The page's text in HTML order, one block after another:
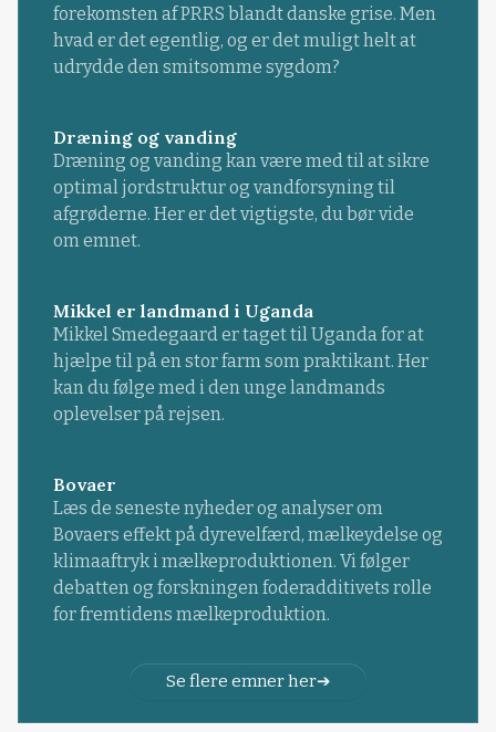
forekomsten af PRRS blandt danske grise. Men
hvad er det egentlig, og er det muligt helt at
udrydde den smitsomme sygdom?
Dræning og vanding
Dræning og vanding kan være med til at sikre
optimal jordstruktur og vandforsyning til
afgrøderne. Her er det vigtigste, du bør vide
om emnet.
Mikkel er landmand i Uganda
Mikkel Smedegaard er taget til Uganda for at
hjælpe til på en stor farm som praktikant. Her
kan du følge med i den unge landmands
oplevelser på rejsen.
Bovaer
Læs de seneste nyheder og analyser om
Bovaers effekt på dyrevelfærd, mælkeydelse og
klimaaftryk i mælkeproduktionen. Vi følger
debatten og forskningen foderadditivets rolle
for fremtidens mælkeproduktion.
Se flere emner her